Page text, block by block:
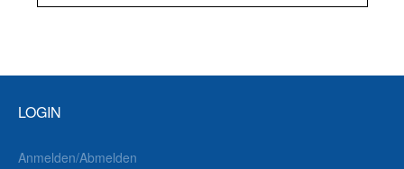
LOGIN
Anmelden/Abmelden